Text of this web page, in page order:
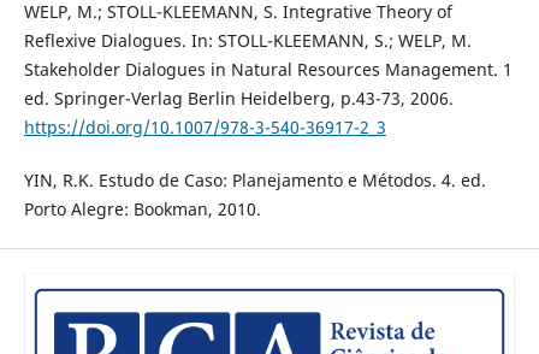
WELP, M.; STOLL-KLEEMANN, S. Integrative Theory of
Reflexive Dialogues. In: STOLL-KLEEMANN, S.; WELP, M.
Stakeholder Dialogues in Natural Resources Management. 1
ed. Springer-Verlag Berlin Heidelberg, p.43-73, 2006.
https://doi.org/10.1007/978-3-540-36917-2_3
YIN, R.K. Estudo de Caso: Planejamento e Métodos. 4. ed.
Porto Alegre: Bookman, 2010.